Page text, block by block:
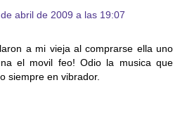
abril de 2009 a las 19:07
a mi vieja al comprarse ella uno
el movil feo! Odio la musica que
siempre en vibrador.